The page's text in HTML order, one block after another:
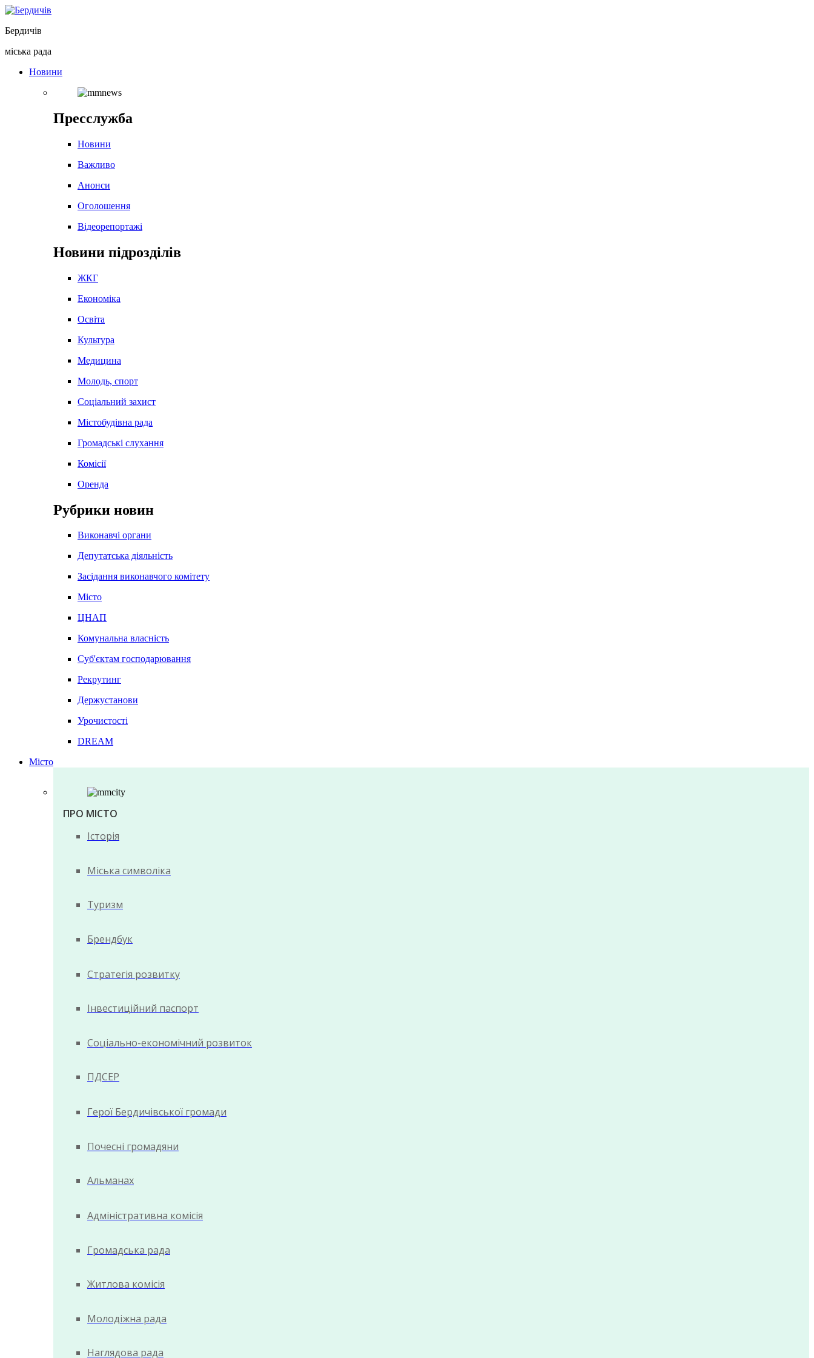
Перейти
вмісту
Бердичів
міська рада
Новини
Пресслужба
Новини
Важливо
Анонси
Оголошення
Відеорепортажі
Новини підрозділів
ЖКГ
Економіка
Освіта
Культура
Медицина
Молодь, спорт
Соціальний захист
Містобудівна рада
Громадські слухання
Комісії
Оренда
Рубрики новин
Виконавчі органи
Депутатська діяльність
Засідання виконавчого комітету
Місто
ЦНАП
Комунальна власність
Суб'єктам господарювання
Рекрутинг
Держустанови
Урочистості
DREAM
Місто
ПРО МІСТО
Історія
Міська символіка
Туризм
Брендбук
Стратегія розвитку
Інвестиційний паспорт
Соціально-економічний розвиток
ПДСЕР
Герої Бердичівської громади
Почесні громадяни
Альманах
Адміністративна комісія
Громадська рада
Житлова комісія
Молодіжна рада
Наглядова рада